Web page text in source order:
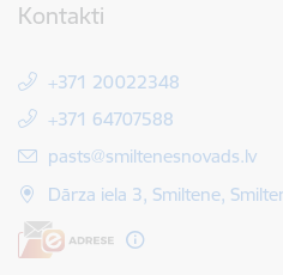
Kontakti
+371 20022348
+371 64707588
E-pasts:
pasts@smiltenesnovads.lv
Dārza iela 3, Smiltene,